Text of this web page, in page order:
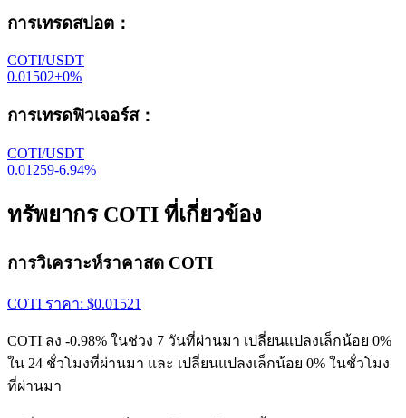
การเทรดสปอต ：
COTI/USDT
0.01502+0%
การเทรดฟิวเจอร์ส：
COTI/USDT
0.01259-6.94%
ทรัพยากร COTI ที่เกี่ยวข้อง
การวิเคราะห์ราคาสด COTI
COTI ราคา: $0.01521
COTI ลง -0.98% ในช่วง 7 วันที่ผ่านมา เปลี่ยนแปลงเล็กน้อย 0%
ใน 24 ชั่วโมงที่ผ่านมา และ เปลี่ยนแปลงเล็กน้อย 0% ในชั่วโมง
ที่ผ่านมา